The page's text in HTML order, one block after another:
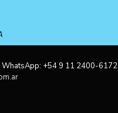
WhatsApp: +54 9 11 2400-6172